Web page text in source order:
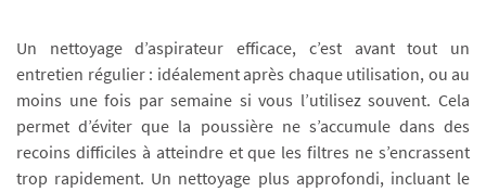
Un nettoyage d’aspirateur efficace, c’est avant tout un
entretien régulier : idéalement après chaque utilisation, ou au
moins une fois par semaine si vous l’utilisez souvent. Cela
permet d’éviter que la poussière ne s’accumule dans des
recoins difficiles à atteindre et que les filtres ne s’encrassent
trop rapidement. Un nettoyage plus approfondi, incluant le